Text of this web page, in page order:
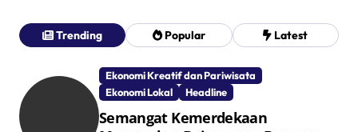
Trending Popular Latest
Ekonomi Kreatif dan Pariwisata
Ekonomi Lokal
Headline
Semangat Kemerdekaan